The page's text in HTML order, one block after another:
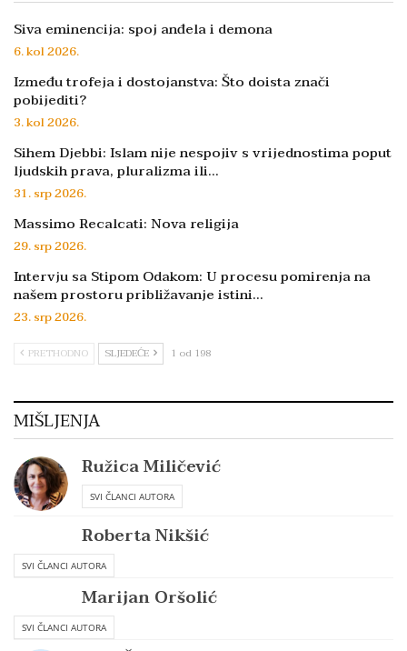
Siva eminencija: spoj anđela i demona
6. kol 2026.
Između trofeja i dostojanstva: Što doista znači
pobijediti?
3. kol 2026.
Sihem Djebbi: Islam nije nespojiv s vrijednostima poput
ljudskih prava, pluralizma ili…
31. srp 2026.
Massimo Recalcati: Nova religija
29. srp 2026.
Intervju sa Stipom Odakom: U procesu pomirenja na
našem prostoru približavanje istini…
23. srp 2026.
PRETHODNO SLJEDEĆE 1 od 198
MIŠLJENJA
Ružica Miličević
SVI ČLANCI AUTORA
Roberta Nikšić
SVI ČLANCI AUTORA
Marijan Oršolić
SVI ČLANCI AUTORA